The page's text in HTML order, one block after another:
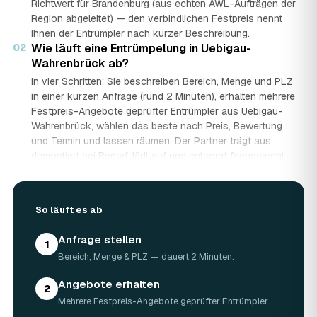
Richtwert für Brandenburg (aus echten AWL-Aufträgen der
Region abgeleitet) — den verbindlichen Festpreis nennt
Ihnen der Entrümpler nach kurzer Beschreibung.
02 Wie läuft eine Entrümpelung in Uebigau-
Wahrenbrück ab?
In vier Schritten: Sie beschreiben Bereich, Menge und PLZ
in einer kurzen Anfrage (rund 2 Minuten), erhalten mehrere
Festpreis-Angebote geprüfter Entrümpler aus Uebigau-
Wahrenbrück, wählen das beste nach Preis, Bewertung
und Termin und lassen räumen. Der Partner trägt aus,
demontiert bei Bedarf, lädt auf und entsorgt fachgerecht
03 Wie lange dauert eine Entrümpelung?
Das hängt von der Größe ab: Ein Keller oder einzelner
eine komplette Wohnung oder ein Haus in Uebigau-
Wahrenbrück kann ein bis zwei Tage dauern. Einen Termin
gibt es häufig schon innerhalb weniger Tage, bei akuten
Fällen wie einer Messie-Wohnung auch kurzfristig.
Welche Gegenstände werden bei der
Entrümpelung entsorgt?
So läuft es ab
1 Anfrage stellen
Bereich, Menge & PLZ — dauert 2 Minuten.
2 Angebote erhalten
Mehrere Festpreis-Angebote geprüfter Entrümpler.